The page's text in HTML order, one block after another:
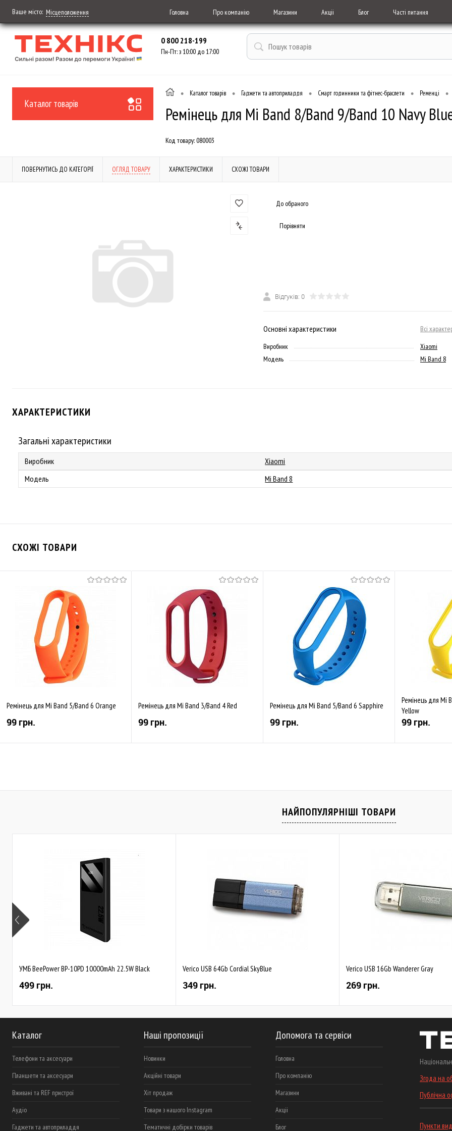
Ваше місто: Місцеположення Головна Про компанію Магазини Акціі Блог Часті питання
0 800 218-199
Пн-Пт: з 10:00 до 17:00
Каталог товарів
• Каталог товарів • Гаджети та автоприладдя • Смарт годинники та фітнес-браслети • Ременці •
Ремінець для Mi Band 8/Band 9/Band 10 Navy
Код товару:080003
ПОВЕРНУТИСЬ ДО КАТЕГОРІЇ ОГЛЯД ТОВАРУ ХАРАКТЕРИСТИКИ СХОЖІ ТОВАРИ
До обраного
Порівняти
Відгуків: 0
Основні характеристики
Всі
Виробник
Xiaomi
Модель
Mi Band 8
ХАРАКТЕРИСТИКИ
Загальні характеристики
Виробник
Xiaomi
Модель
Mi Band 8
СХОЖІ ТОВАРИ
Ремінець для Mi Band 5/Band 6 Orange
99 грн.
Ремінець для Mi Band 3/Band 4 Red
99 грн.
Ремінець для Mi Band 5/Band 6 Sapphire
99 грн.
Ремінець для Mi
Yellow
99 грн.
НАЙПОПУЛЯРНІШІ ТОВАРИ
УМБ BeePower BP-10PD 10000mAh 22.5W Black
499 грн.
Verico USB 64Gb Cordial SkyBlue
349 грн.
Verico USB 16Gb Wanderer Gray
269 грн.
Каталог
Телефони та аксесуари
Планшети та аксесуари
Вживані та REF пристрої
Аудіо
Гаджети та автоприладдя
Наші пропозиції
Новинки
Акційні товари
Хіт продаж
Товари з нашого Instagram
Тематичні добірки товарів
Допомога та сервіси
Головна
Про компанію
Магазини
Акціі
Блог
Згода на
Публічна
Пункти